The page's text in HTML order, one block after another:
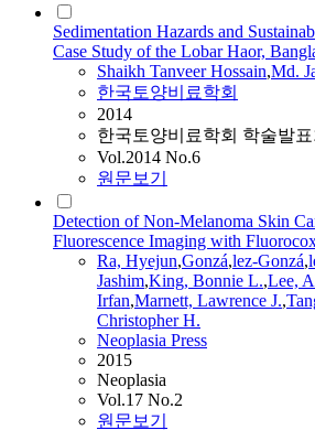
Sedimentation Hazards and
Case Study of the Lobar Haor,
Shaikh Tanveer Hossain,Md.
한국토양비료학회
2014
한국토양비료학회 학술발
Vol.2014 No.6
원문보기
Detection of Non-Melanoma Skin
Fluorescence Imaging with
Ra, Hyejun,Gonzá,lez-Gonzá,
Jashim,King, Bonnie L.,Lee,
Irfan,Marnett, Lawrence J.,
Christopher H.
Neoplasia Press
2015
Neoplasia
Vol.17 No.2
원문보기